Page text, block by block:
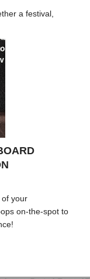
a festival,
your
on-the-spot to